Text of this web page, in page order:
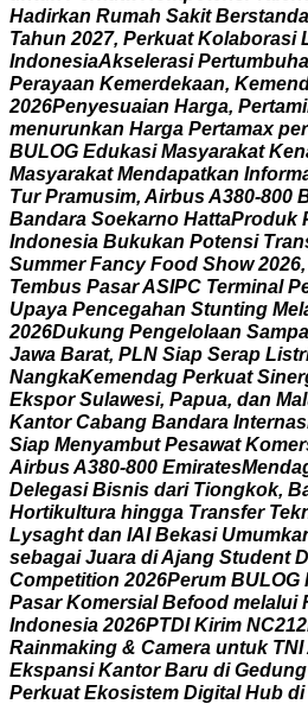
Hadirkan Rumah Sakit Berstanda
Tahun 2027, Perkuat Kolaborasi
IndonesiaAkselerasi Pertumbuha
Perayaan Kemerdekaan, Kemen
2026Penyesuaian Harga, Pertami
menurunkan Harga Pertamax per
BULOG Edukasi Masyarakat Ken
Masyarakat Mendapatkan Inform
Tur Pramusim, AirbusA380-800
Bandara Soekarno HattaProduk
Indonesia Bukukan Potensi Tran
Summer Fancy Food Show 2026,
Tembus PasarASIPC Terminal P
Upaya Pencegahan Stunting Mel
2026Dukung Pengelolaan Sampa
Jawa Barat, PLN Siap Serap Listr
NangkaKemendag Perkuat Siner
Ekspor Sulawesi, Papua, dan Mal
Kantor Cabang Bandara Internas
Siap Menyambut Pesawat Komer
AirbusA380-800 EmiratesMenda
Delegasi Bisnis dari Tiongkok, B
Hortikultura hingga Transfer Tek
Lysaght dan IAI Bekasi Umumka
sebagai Juara diAjang Student D
Competition 2026Perum BULOG
Pasar Komersial Befood melalui
Indonesia 2026PTDI Kirim NC212
Rainmaking & Camera untuk TNI
Ekspansi Kantor Baru di Gedung
Perkuat Ekosistem Digital Hub di